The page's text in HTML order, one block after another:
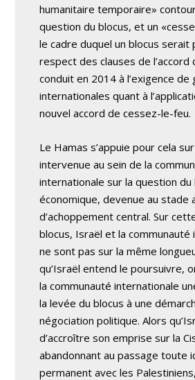
humanitaire temporaire»
question du blocus, et un
le cadre duquel un blocus serait
respect des clauses de l’accord
conduit en 2014 à l’exigence de
internationales quant à
nouvel accord de cessez-le-feu.
Le Hamas s’appuie pour cela
intervenue au sein de la
internationale sur la question du
économique, devenue au stade
d’achoppement central. Sur
blocus, Israël et la communauté
ne sont pas sur la même
qu’Israël entend le poursuivre,
la communauté internationale
la levée du blocus à une
négociation politique. Alors
d’accroître son emprise sur la
abandonnant au passage toute
permanent avec les